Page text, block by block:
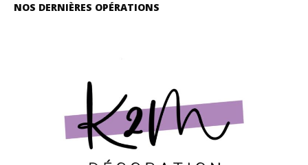
NOS DERNIÈRES OPÉRATIONS